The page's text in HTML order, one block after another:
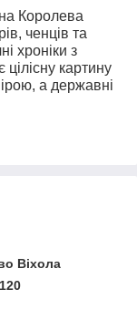
Королева
ченців та
хроніки з
картину
а державні
Віхола